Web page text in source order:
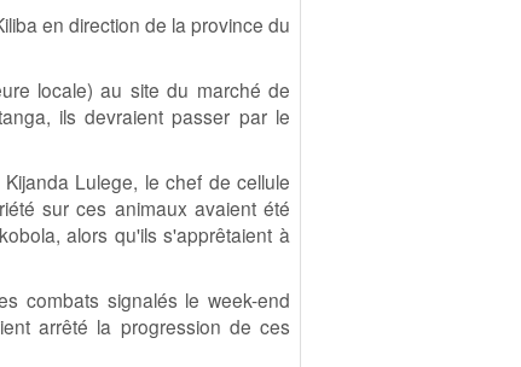
en direction de la province du
locale) au site du marché de
ils devraient passer par le
Lulege, le chef de cellule
sur ces animaux avaient été
alors qu'ils s'apprêtaient à
combats signalés le week-end
arrêté la progression de ces